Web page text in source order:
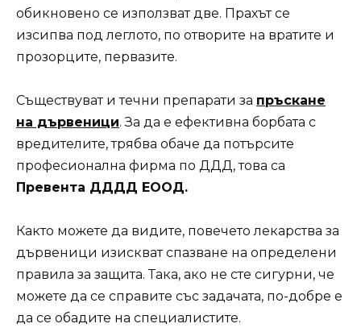
обикновено се използват две. Прахът се
изсипва под леглото, по отворите на вратите и
прозорците, первазите.
Съществуват и течни препарати за пръскане
на дървеници. За да е ефективна борбата с
вредителите, трябва обаче да потърсите
професионална фирма по ДДД, това са
Превента ДДДД ЕООД.
Както можете да видите, повечето лекарства за
дървеници изискват спазване на определени
правила за защита. Така, ако не сте сигурни, че
можете да се справите със задачата, по-добре е
да се обадите на специалистите.